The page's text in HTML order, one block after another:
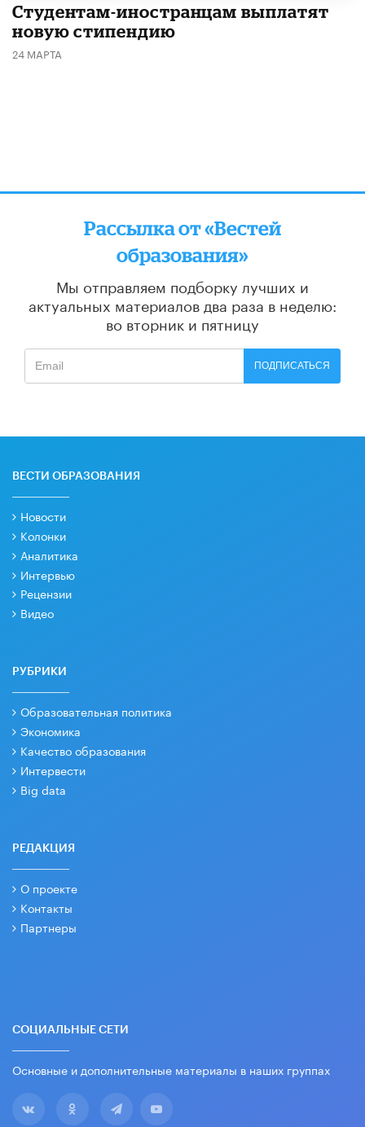
Студентам-иностранцам выплатят
новую стипендию
24 МАРТА
Рассылка от «Вестей
образования»
Мы отправляем подборку лучших и
актуальных материалов два раза в неделю:
во вторник и пятницу
ПОДПИСАТЬСЯ
ВЕСТИ ОБРАЗОВАНИЯ
Новости
Колонки
Аналитика
Интервью
Рецензии
Видео
РУБРИКИ
Образовательная политика
Экономика
Качество образования
Интервести
Big data
РЕДАКЦИЯ
О проекте
Контакты
Партнеры
СОЦИАЛЬНЫЕ СЕТИ
Основные и дополнительные материалы в наших группах